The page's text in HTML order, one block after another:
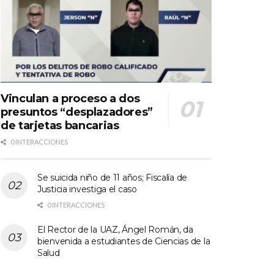
Vinculan a proceso a dos
presuntos “desplazadores”
de tarjetas bancarias
0 INTERACCIONES
Se suicida niño de 11 años; Fiscalía de
Justicia investiga el caso
0 INTERACCIONES
El Rector de la UAZ, Ángel Román, da
bienvenida a estudiantes de Ciencias de la
Salud